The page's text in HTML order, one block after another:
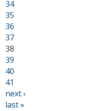
34
35
36
37
38
39
40
41
next ›
last »